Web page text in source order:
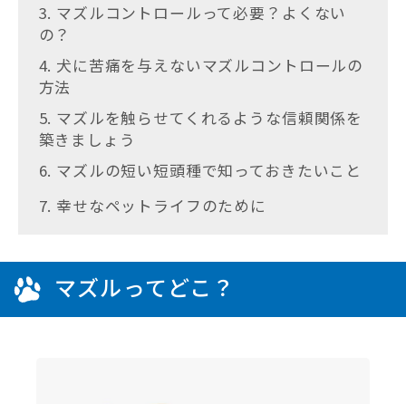
3. マズルコントロールって必要？よくない
の？
4. 犬に苦痛を与えないマズルコントロールの
方法
5. マズルを触らせてくれるような信頼関係を
築きましょう
6. マズルの短い短頭種で知っておきたいこと
7. 幸せなペットライフのために
マズルってどこ？